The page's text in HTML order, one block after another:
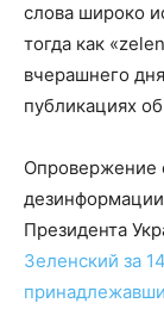
слова широко
тогда как
вчерашнего
публикациях
Опровержение
Президента
Зеленский за